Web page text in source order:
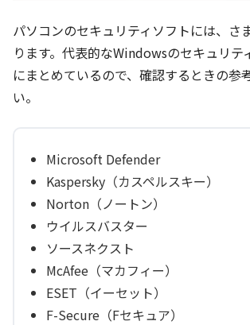
パソコンのセキュリティソフトには、さ
ります。代表的なWindowsのセキュリテ
にまとめているので、確認するときの参
い。
Microsoft Defender
Kaspersky（カスペルスキー）
Norton（ノートン）
ウイルスバスター
ソースネクスト
McAfee（マカフィー）
ESET（イーセット）
F-Secure（Fセキュア）